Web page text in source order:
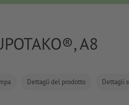
A8
Dettagli del prodotto Dettagli